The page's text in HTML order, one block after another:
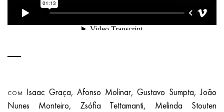
COM Isaac Graça, Afonso Molinar, Gustavo Sumpta, João
Nunes Monteiro, Zsófia Tettamanti, Melinda Stouten